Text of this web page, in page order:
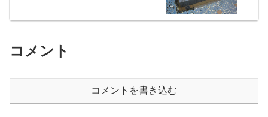
コメント
コメントを書き込む